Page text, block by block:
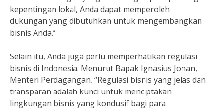
kepentingan lokal, Anda dapat memperoleh
dukungan yang dibutuhkan untuk mengembangkan
bisnis Anda.”
Selain itu, Anda juga perlu memperhatikan regulasi
bisnis di Indonesia. Menurut Bapak Ignasius Jonan,
Menteri Perdagangan, “Regulasi bisnis yang jelas dan
transparan adalah kunci untuk menciptakan
lingkungan bisnis yang kondusif bagi para